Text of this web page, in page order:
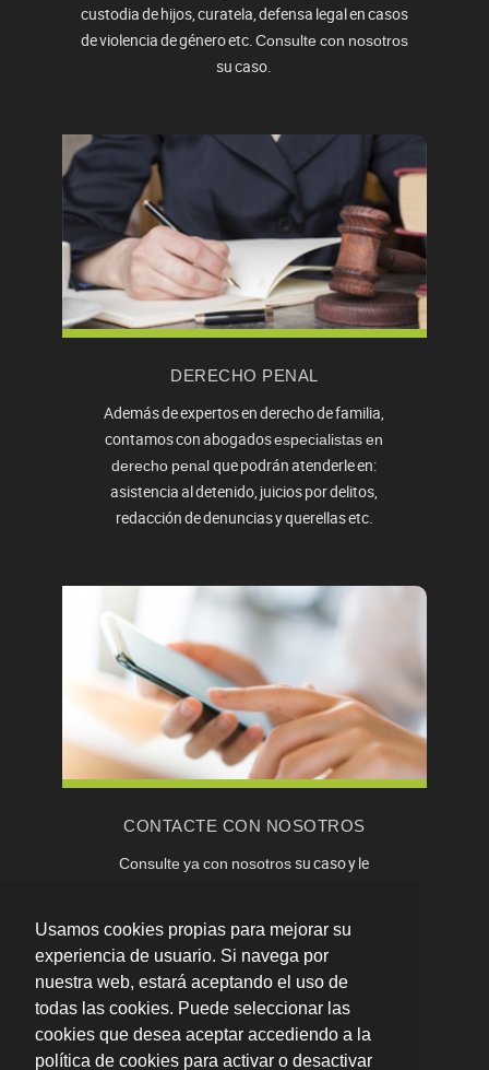
Usamos cookies propias para mejorar su
experiencia de usuario. Si navega por
nuestra web, estará aceptando el uso de
todas las cookies. Puede seleccionar las
cookies que desea aceptar accediendo a la
política de cookies para activar o desactivar
custodia de hijos, curatela, defensa legal en casos
de violencia de género etc.Consulte con nosotros
su caso.
DERECHO PENAL
Además de expertos en derecho de familia,
contamos con abogadosespecialistas en
derecho penalque podrán atenderle en:
asistencia al detenido, juicios por delitos,
redacción de denuncias y querellas etc.
CONTACTE CON NOSOTROS
Consulte ya con nosotrossu caso y le
llámenos al:
600 560 680